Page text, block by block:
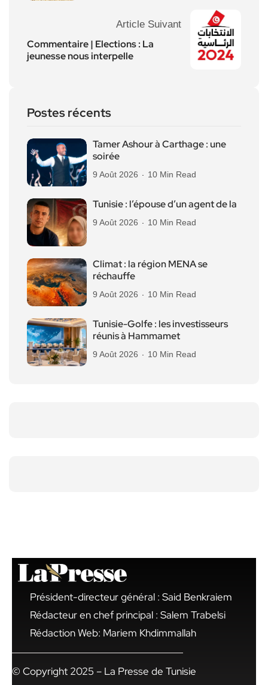
Article Suivant
Commentaire | Elections : La
jeunesse nous interpelle
Postes récents
Tamer Ashour à Carthage : une
soirée
9 Août 2026 10 Min Read
Tunisie : l’épouse d’un agent de la
9 Août 2026 10 Min Read
Climat : la région MENA se
réchauffe
9 Août 2026 10 Min Read
Tunisie-Golfe : les investisseurs
réunis à Hammamet
9 Août 2026 10 Min Read
Président-directeur général : Said Benkraiem
Rédacteur en chef principal : Salem Trabelsi
Rédaction Web: Mariem Khdimmallah
© Copyright 2025 – La Presse de Tunisie